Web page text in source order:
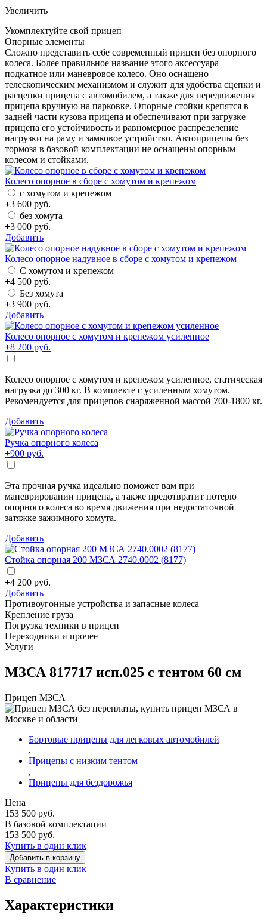
Увеличить
Укомплектуйте свой прицеп
Опорные элементы
Сложно представить себе современный прицеп без опорного
колеса. Более правильное название этого аксессуара
подкатное или маневровое колесо. Оно оснащено
телескопическим механизмом и служит для удобства сцепки и
расцепки прицепа с автомобилем, а также для передвижения
прицепа вручную на парковке. Опорные стойки крепятся в
задней части кузова прицепа и обеспечивают при загрузке
прицепа его устойчивость и равномерное распределение
нагрузки на раму и замковое устройство. Автоприцепы без
тормоза в базовой комплектации не оснащены опорным
колесом и стойками.
Колесо опорное в сборе с хомутом и крепежом
с хомутом и крепежом
+3 600 руб.
без хомута
+3 000 руб.
Добавить
Колесо опорное надувное в сборе с хомутом и крепежом
С хомутом и крепежом
+4 500 руб.
Без хомута
+3 900 руб.
Добавить
Колесо опорное с хомутом и крепежом усиленное
+8 200 руб.
Колесо опорное с хомутом и крепежом усиленное, статическая
нагрузка до 300 кг. В комплекте с усиленным хомутом.
Рекомендуется для прицепов снаряженной массой 700-1800 кг.
Добавить
Ручка опорного колеса
+900 руб.
Эта прочная ручка идеально поможет вам при
маневрировании прицепа, а также предотвратит потерю
опорного колеса во время движения при недостаточной
затяжке зажимного хомута.
Добавить
Стойка опорная 200 МЗСА 2740.0002 (8177)
+4 200 руб.
Добавить
Противоугонные устройства и запасные колеса
Крепление груза
Погрузка техники в прицеп
Переходники и прочее
Услуги
МЗСА 817717 исп.025 с тентом 60 см
Прицеп МЗСА
Бортовые прицепы для легковых автомобилей
,
Прицепы с низким тентом
,
Прицепы для бездорожья
Цена
153 500 руб.
В базовой комплектации
153 500 руб.
Купить в один клик
Добавить в корзину
Купить в один клик
В сравнение
Характеристики